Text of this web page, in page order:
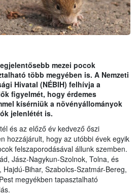
mezei pocok
több megyében is. A Nemzeti
Hivatal (NÉBIH) felhívja a
figyelmét, hogy érdemes
kísérniük a növényállományok
jelenlétét is.
és az előző év kedvező őszi
hozzájárult, hogy az utóbbi évek egyik
felszaporodásával állunk szemben.
Jász-Nagykun-Szolnok, Tolna, és
Bihar, Szabolcs-Szatmár-Bereg,
megyékben tapasztalható